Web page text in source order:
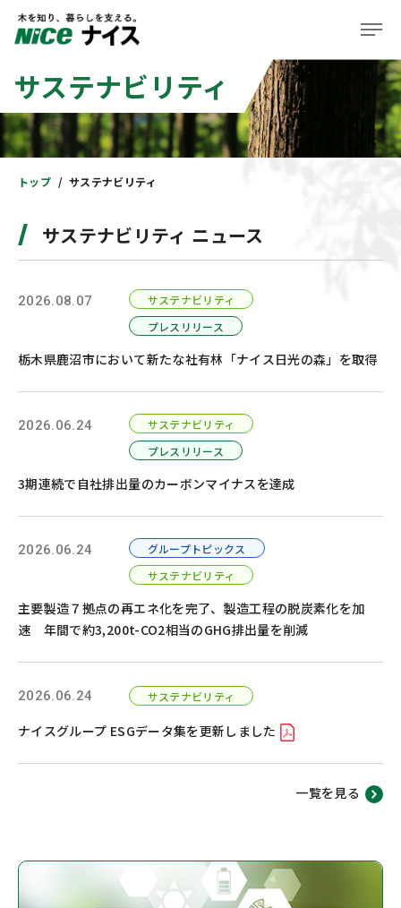
企業情報
事業紹介
ニュース＆レポート
採用情報
住まい
お問い合わせ カスタマーセンター
サステナビリティ
トップ サステナビリティ
サステナビリティ ニュース
2026.08.07
サステナビリティ
プレスリリース
栃木県鹿沼市において新たな社有林「ナイス日光の森」を取得
2026.06.24
サステナビリティ
プレスリリース
3期連続で自社排出量のカーボンマイナスを達成
2026.06.24
グループトピックス
サステナビリティ
主要製造７拠点の再エネ化を完了、製造工程の脱炭素化を加
速 年間で約3,200t-CO2相当のGHG排出量を削減
2026.06.24 サステナビリティ
ナイスグループ ESGデータ集を更新しました
一覧を見る